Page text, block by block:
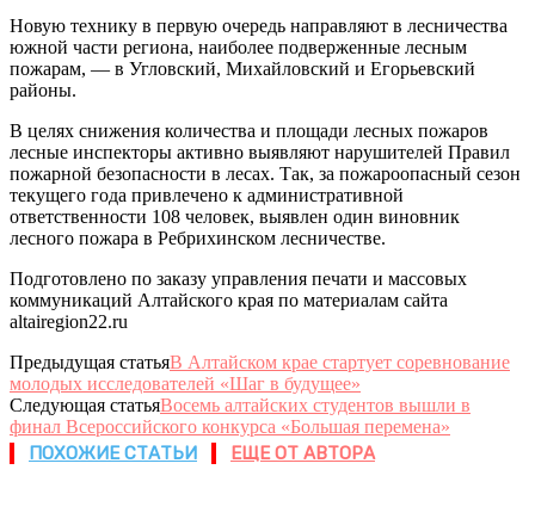
Новую технику в первую очередь направляют в лесничества
южной части региона, наиболее подверженные лесным
пожарам, — в Угловский, Михайловский и Егорьевский
районы.
В целях снижения количества и площади лесных пожаров
лесные инспекторы активно выявляют нарушителей Правил
пожарной безопасности в лесах. Так, за пожароопасный сезон
текущего года привлечено к административной
ответственности 108 человек, выявлен один виновник
лесного пожара в Ребрихинском лесничестве.
Подготовлено по заказу управления печати и массовых
коммуникаций Алтайского края по материалам сайта
altairegion22.ru
Предыдущая статьяВ Алтайском крае стартует соревнование
молодых исследователей «Шаг в будущее»
Следующая статьяВосемь алтайских студентов вышли в
финал Всероссийского конкурса «Большая перемена»
ПОХОЖИЕ СТАТЬИ ЕЩЕ ОТ АВТОРА